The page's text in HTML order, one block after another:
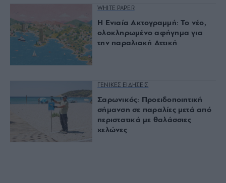
WHITE PAPER
Η Ενιαία Ακτογραμμή: Το νέο,
ολοκληρωμένο αφήγημα για
την παραλιακή Αττική
ΓΕΝΙΚΕΣ ΕΙΔΗΣΕΙΣ
Σαρωνικός: Προειδοποιητική
σήμανση σε παραλίες μετά από
περιστατικά με θαλάσσιες
χελώνες